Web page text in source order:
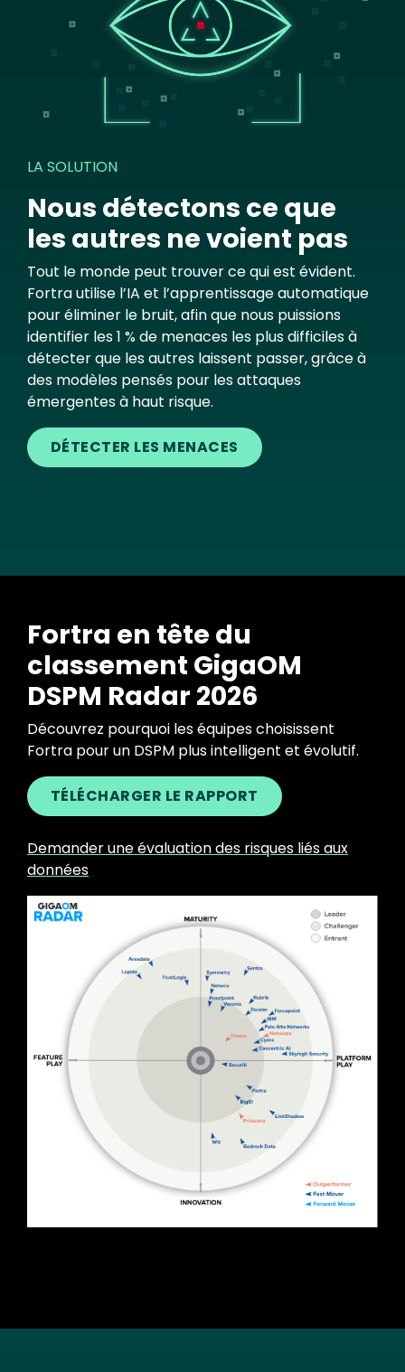
LA SOLUTION
Nous détectons ce que
les autres ne voient pas
Tout le monde peut trouver ce qui est évident.
Fortra utilise l’IA et l’apprentissage automatique
pour éliminer le bruit, afin que nous puissions
identifier les 1 % de menaces les plus difficiles à
détecter que les autres laissent passer, grâce à
des modèles pensés pour les attaques
émergentes à haut risque.
DÉTECTER LES MENACES
Fortra en tête du
classement GigaOM
DSPM Radar 2026
Découvrez pourquoi les équipes choisissent
Fortra pour un DSPM plus intelligent et évolutif.
TÉLÉCHARGER LE RAPPORT
Demander une évaluation des risques liés aux
données
Image